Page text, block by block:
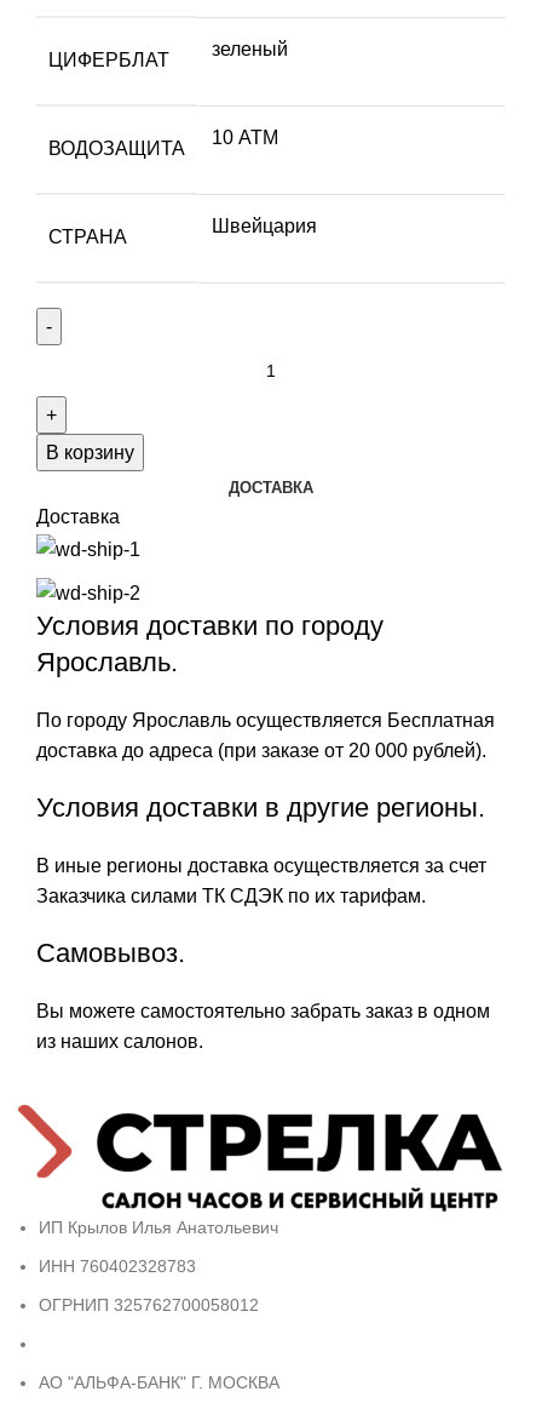
ЦИФЕРБЛАТ
зеленый
ВОДОЗАЩИТА
10 АТМ
СТРАНА
Швейцария
Wainer
WA.19300-
В корзину
ДОСТАВКА
Доставка
Условия доставки по городу
Ярославль.
По городу Ярославль осуществляется Бесплатная
доставка до адреса (при заказе от 20 000 рублей).
Условия доставки в другие регионы.
В иные регионы доставка осуществляется за счет
Заказчика силами ТК СДЭК по их тарифам.
Самовывоз.
Вы можете самостоятельно забрать заказ в одном
из наших салонов.
ИП Крылов Илья Анатольевич
ИНН 760402328783
ОГРНИП 325762700058012
АО "АЛЬФА-БАНК" Г. МОСКВА